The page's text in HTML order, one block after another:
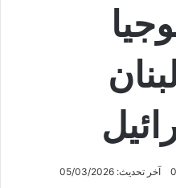
آخر تحديث: 05/03/2026